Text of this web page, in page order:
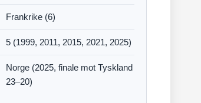
Frankrike (6)
5 (1999, 2011, 2015, 2021, 2025)
Norge (2025, finale mot Tyskland
23–20)